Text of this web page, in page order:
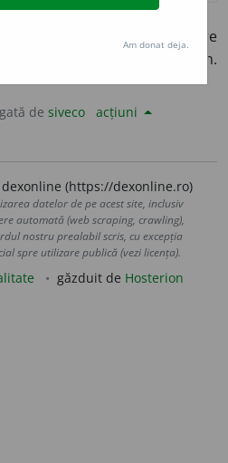
și f. Persoană care
germ.
de siveco acțiuni
(https://dexonline.ro)
datelor de pe acest site, inclusiv
automată (web scraping, crawling),
nostru prealabil scris, cu excepția
spre utilizare publică (vezi licența).
găzduit de Hosterion
Am donat deja.